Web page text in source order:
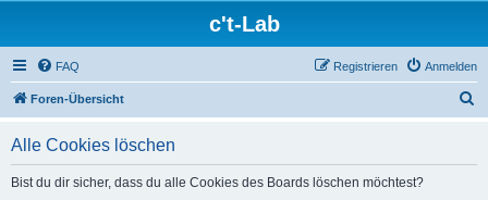
c't-Lab
FAQ Anmelden
Registrieren
Foren-Übersicht
Alle Cookies löschen
Bist du dir sicher, dass du alle Cookies des Boards löschen möchtest?